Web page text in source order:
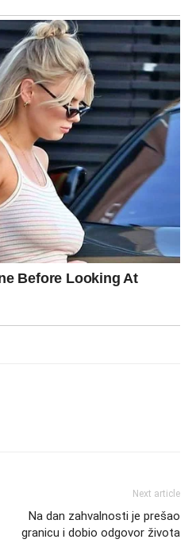
Next article
Na dan zahvalnosti je prešao
granicu i dobio odgovor života